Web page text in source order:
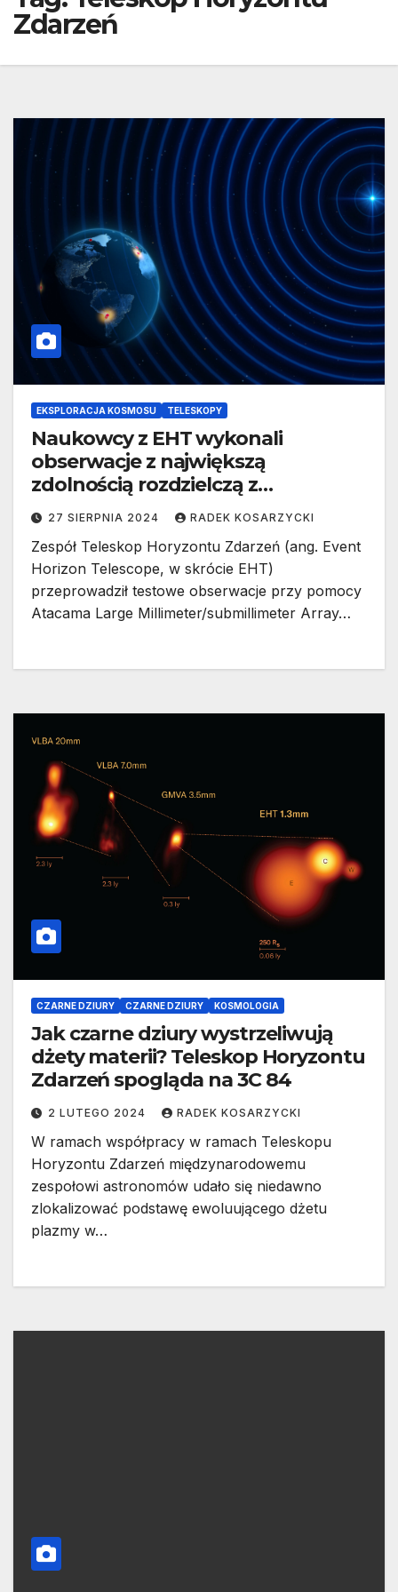
Zdarzeń
EKSPLORACJA KOSMOSU TELESKOPY
Naukowcy z EHT wykonali
obserwacje z największą
zdolnością rozdzielczą z
powierzchni Ziemi
27 SIERPNIA 2024 RADEK KOSARZYCKI
Zespół Teleskop Horyzontu Zdarzeń (ang. Event
Horizon Telescope, w skrócie EHT)
przeprowadził testowe obserwacje przy pomocy
Atacama Large Millimeter/submillimeter Array…
CZARNE DZIURY CZARNE DZIURY KOSMOLOGIA
Jak czarne dziury wystrzeliwują
dżety materii? Teleskop Horyzontu
Zdarzeń spogląda na 3C 84
2 LUTEGO 2024 RADEK KOSARZYCKI
W ramach współpracy w ramach Teleskopu
Horyzontu Zdarzeń międzynarodowemu
zespołowi astronomów udało się niedawno
zlokalizować podstawę ewoluującego dżetu
plazmy w…